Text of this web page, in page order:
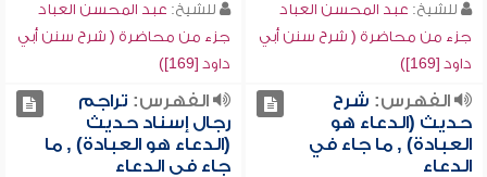
للشيخ: عبد المحسن العباد
جزء من محاضرة ( شرح سنن أبي
داود [169])
للشيخ: عبد المحسن العباد
جزء من محاضرة ( شرح سنن أبي
داود [169])
الفهرس: شرح
حديث (الدعاء هو
العبادة) , ما جاء في
الدعاء
الفهرس: تراجم
رجال إسناد حديث
(الدعاء هو العبادة) , ما
جاء في الدعاء